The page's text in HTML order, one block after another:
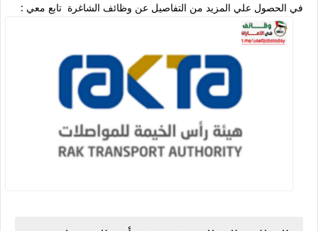
في الحصول علي المزيد من التفاصيل عن وظائف الشاغرة تابع معي :